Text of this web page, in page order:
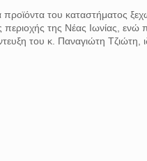
του καταστήματος
περιοχής της Νέας Ιωνίας,
του κ. Παναγιώτη Τζιώτη,